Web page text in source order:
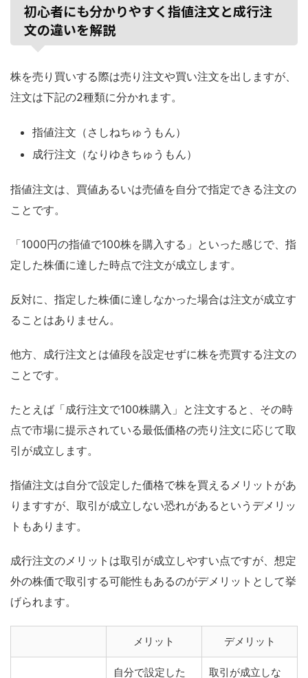
初心者にも分かりやすく指値注文と成行注
文の違いを解説
株を売り買いする際は売り注文や買い注文を出しますが、
注文は下記の2種類に分かれます。
指値注文（さしねちゅうもん）
成行注文（なりゆきちゅうもん）
指値注文は、買値あるいは売値を自分で指定できる注文の
ことです。
「1000円の指値で100株を購入する」といった感じで、指
定した株価に達した時点で注文が成立します。
反対に、指定した株価に達しなかった場合は注文が成立す
ることはありません。
他方、成行注文とは値段を設定せずに株を売買する注文の
ことです。
たとえば「成行注文で100株購入」と注文すると、その時
点で市場に提示されている最低価格の売り注文に応じて取
引が成立します。
指値注文は自分で設定した価格で株を買えるメリットがあ
りますすが、取引が成立しない恐れがあるというデメリッ
トもあります。
成行注文のメリットは取引が成立しやすい点ですが、想定
外の株価で取引する可能性もあるのがデメリットとして挙
げられます。
メリット デメリット
自分で設定した 取引が成立しな